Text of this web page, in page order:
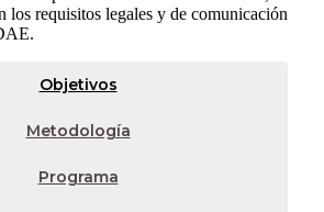
los requisitos legales y de comunicación
Objetivos
Metodología
Programa